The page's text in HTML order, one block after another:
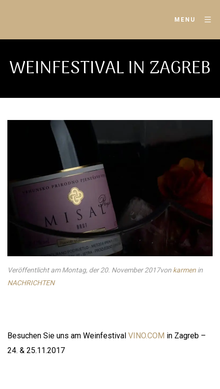
MENU
WEINFESTIVAL IN ZAGREB
Veröffentlicht am Montag, der 20. November 2017von karmen in
NACHRICHTEN
Besuchen Sie uns am Weinfestival VINO.COM in Zagreb –
24. & 25.11.2017